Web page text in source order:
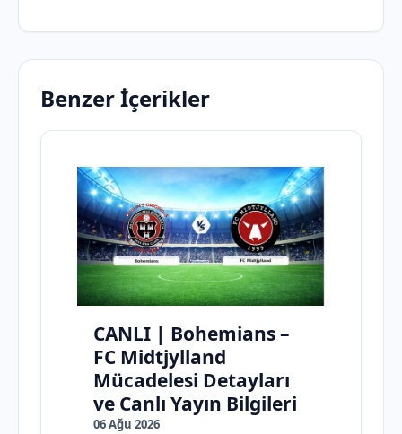
Benzer İçerikler
CANLI | Bohemians –
FC Midtjylland
Mücadelesi Detayları
ve Canlı Yayın Bilgileri
06 Ağu 2026